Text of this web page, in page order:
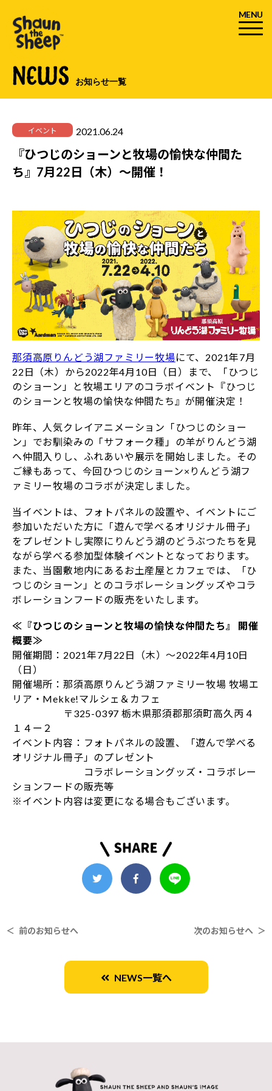
MENU
NEWS お知らせ一覧
イベント 2021.06.24
『ひつじのショーンと牧場の愉快な仲間た
ち』7月22日（木）～開催！
那須高原りんどう湖ファミリー牧場 にて、2021年7月
22日（木）から2022年4月10日（日）まで、「ひつじ
のショーン」と牧場エリアのコラボイベント『ひつじ
のショーンと牧場の愉快な仲間たち』が開催決定！
昨年、人気クレイアニメーション「ひつじのショー
ン」でお馴染みの「サフォーク種」の羊がりんどう湖
へ仲間入りし、ふれあいや展示を開始しました。その
ご縁もあって、今回ひつじのショーン×りんどう湖フ
ァミリー牧場のコラボが決定しました。
当イベントは、フォトパネルの設置や、イベントにご
参加いただいた方に「遊んで学べるオリジナル冊子」
をプレゼントし実際にりんどう湖のどうぶつたちを見
ながら学べる参加型体験イベントとなっております。
また、当園敷地内にあるお土産屋とカフェでは、「ひ
つじのショーン」とのコラボレーショングッズやコラ
ボレーションフードの販売をいたします。
≪『ひつじのショーンと牧場の愉快な仲間たち』 開催
概要≫
開催期間：2021年7月22日（木）～2022年4月10日
（日）
開催場所：那須高原りんどう湖ファミリー牧場 牧場エ
リア・Mekke!マルシェ＆カフェ
〒325-0397 栃木県那須郡那須町高久丙４
１４ー２
イベント内容：フォトパネルの設置、「遊んで学べる
オリジナル冊子」のプレゼント
コラボレーショングッズ・コラボレー
ションフードの販売等
※イベント内容は変更になる場合もございます。
＜ 前のお知らせへ 次のお知らせへ ＞
NEWS一覧へ